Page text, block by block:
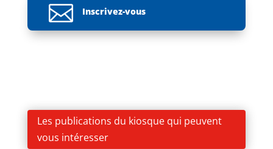
 Inscrivez-vous
Les publications du kiosque qui peuvent
vous intéresser